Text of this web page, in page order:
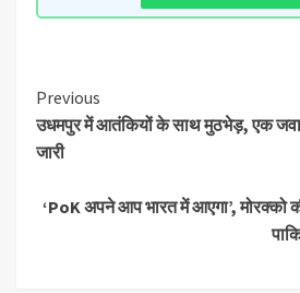
Previous
उधमपुर में आतंकियों के साथ मुठभेड़, एक
जारी
‘PoK अपने आप भारत में आएगा’, मोरक्को